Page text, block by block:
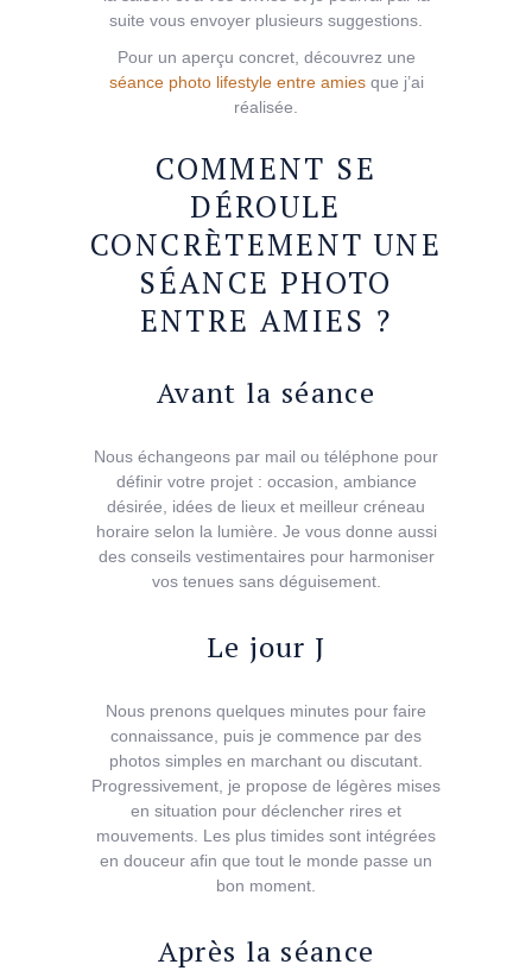
suite vous envoyer plusieurs suggestions.
Pour un aperçu concret, découvrez une
séance photo lifestyle entre amiesque j’ai
réalisée.
COMMENT SE
DÉROULE
CONCRÈTEMENT UNE
SÉANCE PHOTO
ENTRE AMIES ?
Avant la séance
Nous échangeons par mail ou téléphone pour
définir votre projet : occasion, ambiance
désirée, idées de lieux et meilleur créneau
horaire selon la lumière. Je vous donne aussi
des conseils vestimentaires pour harmoniser
vos tenues sans déguisement.
Le jour J
Nous prenons quelques minutes pour faire
connaissance, puis je commence par des
photos simples en marchant ou discutant.
Progressivement, je propose de légères mises
en situation pour déclencher rires et
mouvements. Les plus timides sont intégrées
en douceur afin que tout le monde passe un
bon moment.
Après la séance